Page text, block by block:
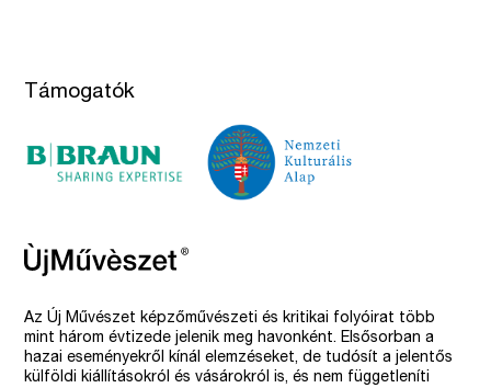
Támogatók
Az Új Művészet képzőművészeti és kritikai folyóirat több
mint három évtizede jelenik meg havonként. Elsősorban a
hazai eseményekről kínál elemzéseket, de tudósít a jelentős
külföldi kiállításokról és vásárokról is, és nem függetleníti